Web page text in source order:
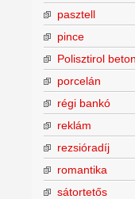
pasztell
pince
Polisztirol
porcelán
régi bankó
reklám
rezsióradíj
romantika
sátortetős